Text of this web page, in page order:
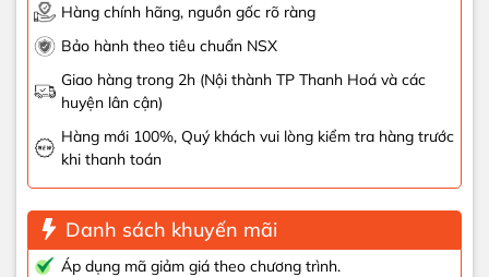
Hàng chính hãng, nguồn gốc rõ ràng
Bảo hành theo tiêu chuẩn NSX
Giao hàng trong 2h (Nội thành TP Thanh Hoá và các
huyện lân cận)
Hàng mới 100%, Quý khách vui lòng kiểm tra hàng trước
khi thanh toán
Danh sách khuyến mãi
Áp dụng mã giảm giá theo chương trình.